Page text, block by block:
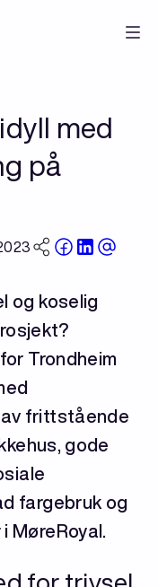
med
på
og koselig
Trondheim
frittstående
gode
fargebruk og
MøreRoyal.